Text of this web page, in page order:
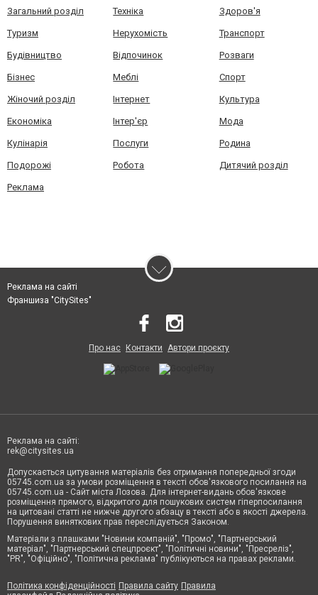
Загальний розділ Техніка Здоров'я
Туризм Нерухомість Транспорт
Будівництво Відпочинок Розваги
Бізнес Меблі Спорт
Жіночий розділ Інтернет Культура
Економіка Інтер'єр Мода
Кулінарія Послуги Родина
Подорожі Робота Дитячий розділ
Реклама
Реклама на сайті
Франшиза "CitySites"
Про нас Контакти Автори проєкту
Реклама на сайті:
rek@citysites.ua
Допускається цитування матеріалів без отримання попередньої згоди
05745.com.ua за умови розміщення в тексті обов'язкового посилання на
05745.com.ua - Сайт міста Лозова. Для інтернет-видань обов'язкове
розміщення прямого, відкритого для пошукових систем гіперпосилання
на цитовані статті не нижче другого абзацу в тексті або в якості джерела.
Порушення виняткових прав переслідується Законом.
Матеріали з плашками "Новини компаній", "Промо", "Партнерський
матеріал", "Партнерський спецпроєкт", "Політичні новини", "Пресреліз",
"PR", "Офіційно", "Політична реклама" публікуються на правах реклами.
Політика конфіденційності Правила сайту Правила